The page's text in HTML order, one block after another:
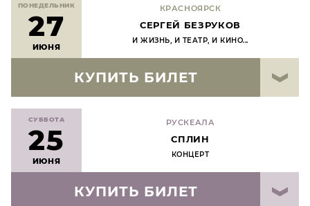
ПОНЕДЕЛЬНИК
27
ИЮНЯ
КРАСНОЯРСК
СЕРГЕЙ БЕЗРУКОВ
И ЖИЗНЬ, И ТЕАТР, И КИНО...
КУПИТЬ БИЛЕТ
СУББОТА
25
ИЮНЯ
РУСКЕАЛА
СПЛИН
КОНЦЕРТ
КУПИТЬ БИЛЕТ